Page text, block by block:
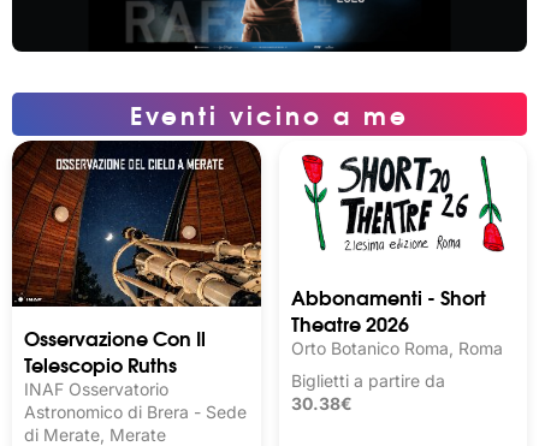
Eventi vicino a me
Osservazione Con Il
Telescopio Ruths
INAF Osservatorio
Astronomico di Brera - Sede
di Merate, Merate
Abbonamenti - Short
Theatre 2026
Orto Botanico Roma, Roma
Biglietti a partire da
30.38€